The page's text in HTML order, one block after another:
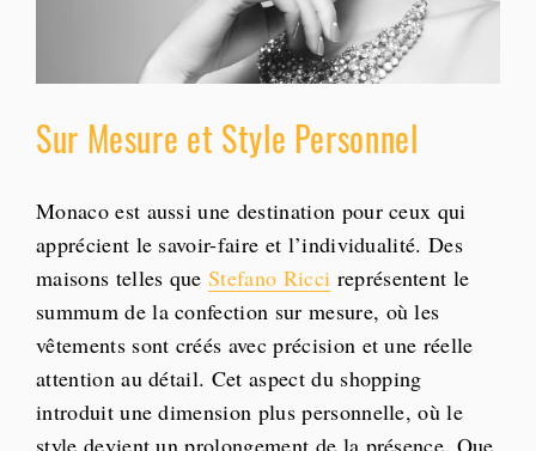
Sur Mesure et Style Personnel
Monaco est aussi une destination pour ceux qui
apprécient le savoir-faire et l’individualité. Des
maisons telles queStefano Ricci représentent le
summum de la confection sur mesure, où les
vêtements sont créés avec précision et une réelle
attention au détail. Cet aspect du shopping
introduit une dimension plus personnelle, où le
style devient un prolongement de la présence. Que